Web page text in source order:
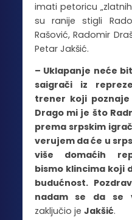
imati petoricu
su ranije stigli
Rašović, Radomir
Petar Jakšić.
– Uklapanje neće
saigrači iz
trener koji
Drago mi je što
prema srpskim
verujem da će u
više domaćih
bismo klincima koji
budućnost.
nadam se da se
zaključio je Jakšić.